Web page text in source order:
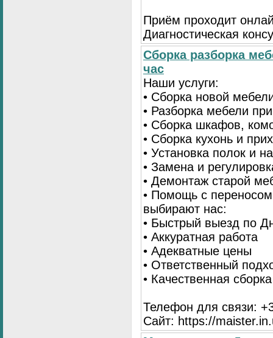
Приём проходит
Диагностическая
Сборка разборка
час
Наши услуги:
• Сборка новой
• Разборка мебели
• Сборка шкафов,
• Сборка кухонь и
• Установка полок и
• Замена и
• Демонтаж старой
• Помощь с
выбирают нас:
• Быстрый выезд по
• Аккуратная работа
• Адекватные цены
• Ответственный
• Качественная
Телефон для связи:
Сайт: https://